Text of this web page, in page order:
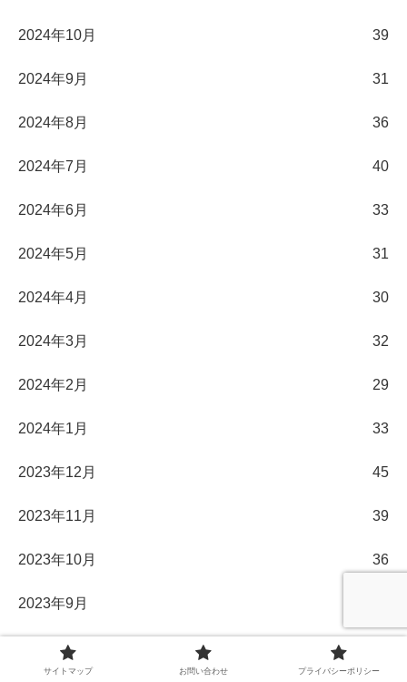
2024年10月 39
2024年9月 31
2024年8月 36
2024年7月 40
2024年6月 33
2024年5月 31
2024年4月 30
2024年3月 32
2024年2月 29
2024年1月 33
2023年12月 45
2023年11月 39
2023年10月 36
2023年9月
2023年8月
サイトマップ お問い合わせ プライバシーポリシー